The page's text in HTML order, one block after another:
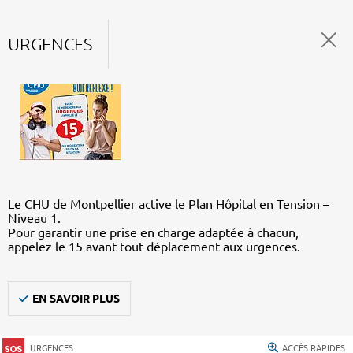
URGENCES
Le CHU de Montpellier active le Plan Hôpital en Tension –
Niveau 1.
Pour garantir une prise en charge adaptée à chacun,
appelez le 15 avant tout déplacement aux urgences.
EN SAVOIR PLUS
URGENCES ACCÈS RAPIDES